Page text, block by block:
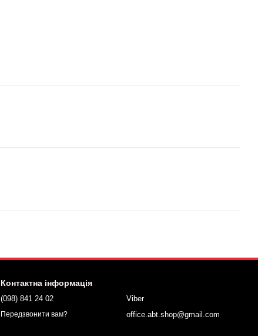
Контактна інформація
(098) 841 24 02
Передзвонити вам?
Viber
office.abt.shop@gmail.com